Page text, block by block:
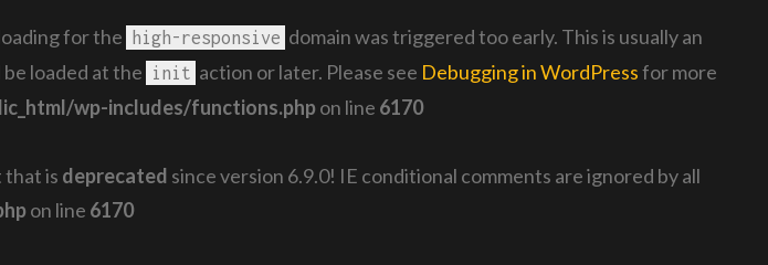
for the high-responsive domain was triggered too early. This is usually an
loaded at the
init action or later. Please see Debugging in WordPressfor more
wp-includes/functions.phpon line 6170
that is deprecated since version 6.9.0! IE conditional comments are ignored by all
on line 6170